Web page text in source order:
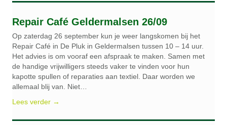
Repair Café Geldermalsen 26/09
Op zaterdag 26 september kun je weer langskomen bij het
Repair Café in De Pluk in Geldermalsen tussen 10 – 14 uur.
Het advies is om vooraf een afspraak te maken. Samen met
de handige vrijwilligers steeds vaker te vinden voor hun
kapotte spullen of reparaties aan textiel. Daar worden we
allemaal blij van. Niet…
Lees verder →